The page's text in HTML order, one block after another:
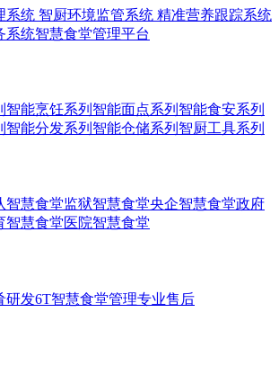
系统 智厨环境监管系统 精准营养跟踪系统
系统智慧食堂管理平台
智能烹饪系列 智能面点系列 智能食安系列
智能分发系列 智能仓储系列 智厨工具系列
智慧食堂监狱智慧食堂央企智慧食堂政府
智慧食堂 医院智慧食堂
研发6T智慧食堂管理专业售后